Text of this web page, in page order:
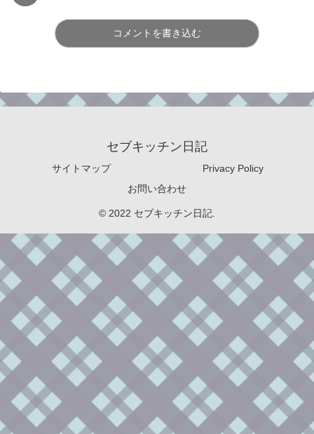
コメントを書き込む
セブキッチン日記
サイトマップ
Privacy Policy
お問い合わせ
© 2022 セブキッチン日記.